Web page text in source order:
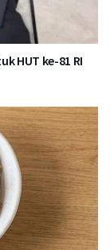
HUT ke-81 RI